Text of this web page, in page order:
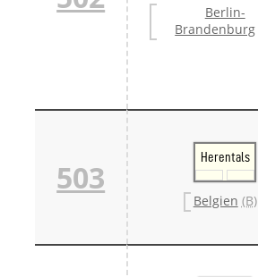
Berlin-
Brandenburg
503
Herentals
Belgien (B)